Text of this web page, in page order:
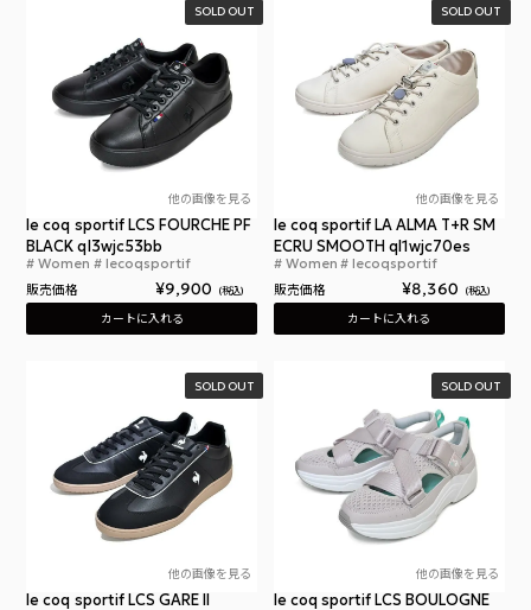
他の画像を見る
ルコックスポルティフ LCS フルシュ PF レディー
le coq sportif LCS FOURCHE PF
BLACK ql3wjc53bb
Women lecoqsportif
販売価格 ¥9,900 税込
SOLD OUT
カートに入れる
他の画像を見る
le coq sportif LA ALMA T+R SM
ECRU SMOOTH ql1wjc70es
Women lecoqsportif
販売価格 ¥8,360 税込
SOLD OUT
カートに入れる
他の画像を見る
le coq sportif LCS GARE II
SOLD OUT
他の画像を見る
le coq sportif LCS BOULOGNE
SOLD OUT